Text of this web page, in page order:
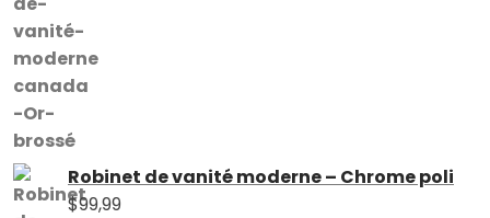
Robinet de vanité moderne – Chrome poli
$99,99